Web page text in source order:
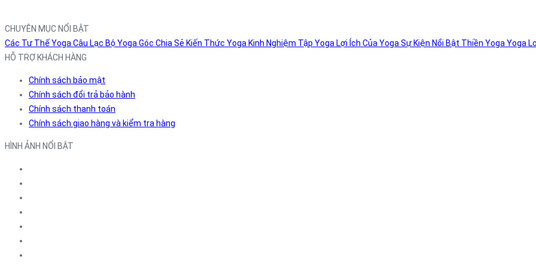
CHUYÊN MỤC NỔI BẬT
Các Tư Thế YogaCâu Lạc Bộ YogaGóc Chia Sẻ Kiến Thức Yoga Kinh Nghiệm Tập Yoga Lợi Ích Của YogaSự Kiện Nổi Bật Thiền YogaYoga
HỖ TRỢ KHÁCH HÀNG
Chính sách bảo mật
Chính sách đổi trả bảo hành
Chính sách thanh toán
Chính sách giao hàng và kiểm tra hàng
HÌNH ẢNH NỔI BẬT